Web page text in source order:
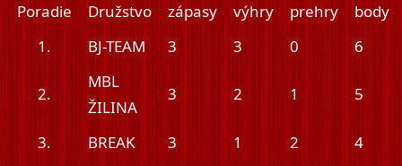
Poradie Družstvo zápasy výhry prehry
body
1.
BJ-TEAM 3 3 0 6
2.
MBL
ŽILINA
3 2 1 5
3. BREAK 3 1 2
4